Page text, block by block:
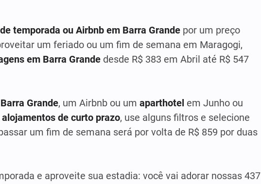
temporada ou Airbnb em Barra Grande por um preço
um feriado ou um fim de semana em Maragogi,
em Barra Grande desde R$ 383 em Abril até R$ 547
Grande, um Airbnb ou um aparthotel em Junho ou
de curto prazo, use alguns filtros e selecione
um fim de semana será por volta de R$ 859 por duas
e aproveite sua estadia: você vai adorar nossas 437